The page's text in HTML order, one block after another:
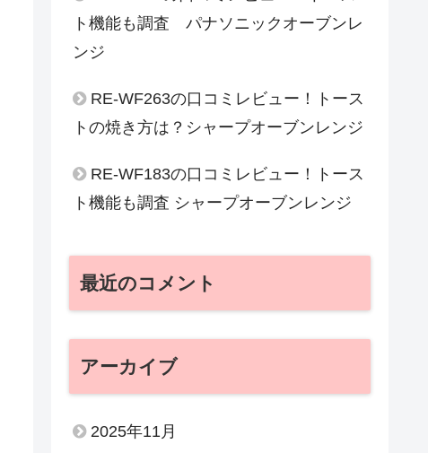
ト機能も調査 パナソニックオーブンレ
ンジ
RE-WF263の口コミレビュー！トース
トの焼き方は？シャープオーブンレンジ
RE-WF183の口コミレビュー！トース
ト機能も調査 シャープオーブンレンジ
最近のコメント
アーカイブ
2025年11月